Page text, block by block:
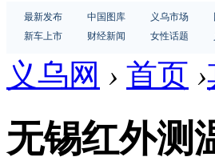
最新发布 中国图库 义乌市场
新车上市
财经新闻 女性话题
义乌网 › 首页 ›
无锡红外测